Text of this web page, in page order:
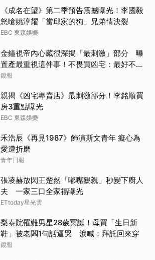
《成名在望》第二季預告震撼曝光！李國毅
怒嗆姚淳耀「當邱家的狗」兄弟情決裂
EBC 東森娛樂
金鐘視帝內心藏很深揭「最刺激」部分 曝
置產最重視這件事！不畏買凶宅：最好不要
知道
鏡報
親揭《凶宅專賣店》最刺激部分！李銘順買
房3重點曝光
EBC 東森娛樂
禾浩辰《再見1987》飾演斯文青年 癡心為
愛遭折磨
青年日報
張凌赫放閃王楚然「嘟嘴親親」秒變下廚人
夫 一家三口全家福曝光
ETtoday星光雲
梨泰院罹難男星28歲冥誕！母買「生日新
鞋」被老闆1句話逼哭 淚喊：拜託回來穿
鏡報